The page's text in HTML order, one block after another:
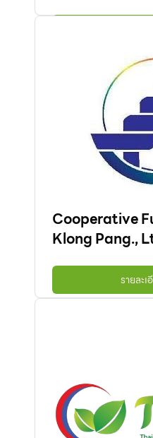
Cooperative
Klong Pang.,
รายละ